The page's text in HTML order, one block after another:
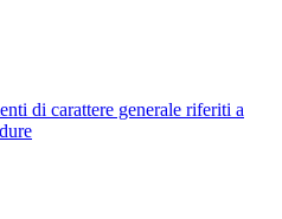
di carattere generale riferiti a